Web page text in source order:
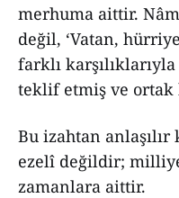
merhuma aittir.
değil, ‘Vatan,
farklı
teklif etmiş ve ortak
Bu izahtan
ezelî değildir;
zamanlara aittir.